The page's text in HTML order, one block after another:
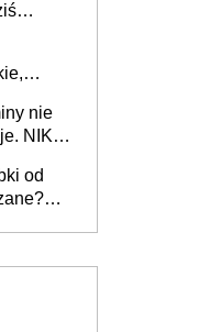
nie
NIK
od